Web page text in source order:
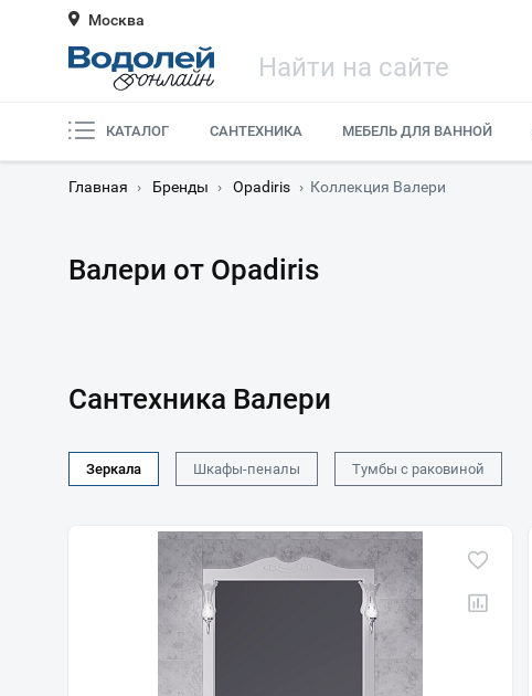
Москва
КАТАЛОГ САНТЕХНИКА МЕБЕЛЬ ДЛЯ ВАННОЙ
Главная › Бренды › Opadiris › Коллекция Валери
Валери от Opadiris
Сантехника Валери
Зеркала Шкафы-пеналы Тумбы с раковиной